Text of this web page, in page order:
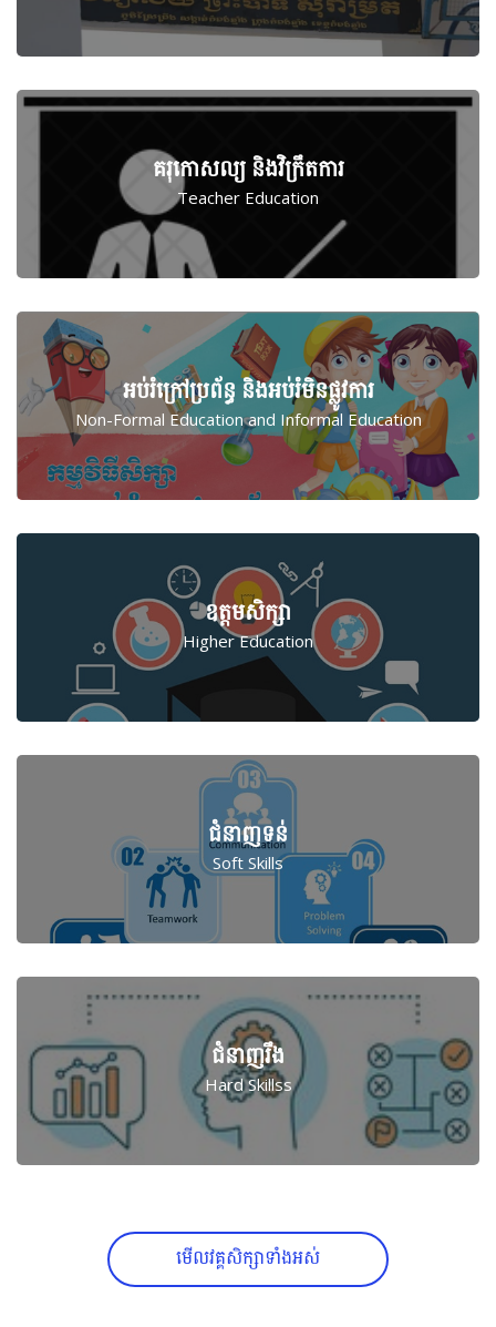
គរុកោសល្យ និង​វិក្រឹតការ
Teacher Education
អប់រំ​ក្រៅ​ប្រព័ន្ធ និង​​អប់រំ​មិន​ផ្លូវ​ការ
Non-Formal Education and Informal Education
ឧត្តមសិក្សា
Higher Education
ជំនាញ​ទន់
Soft Skills
ជំនាញ​រឹង
Hard Skillss
មើល​វគ្គ​សិក្សា​ទាំងអស់